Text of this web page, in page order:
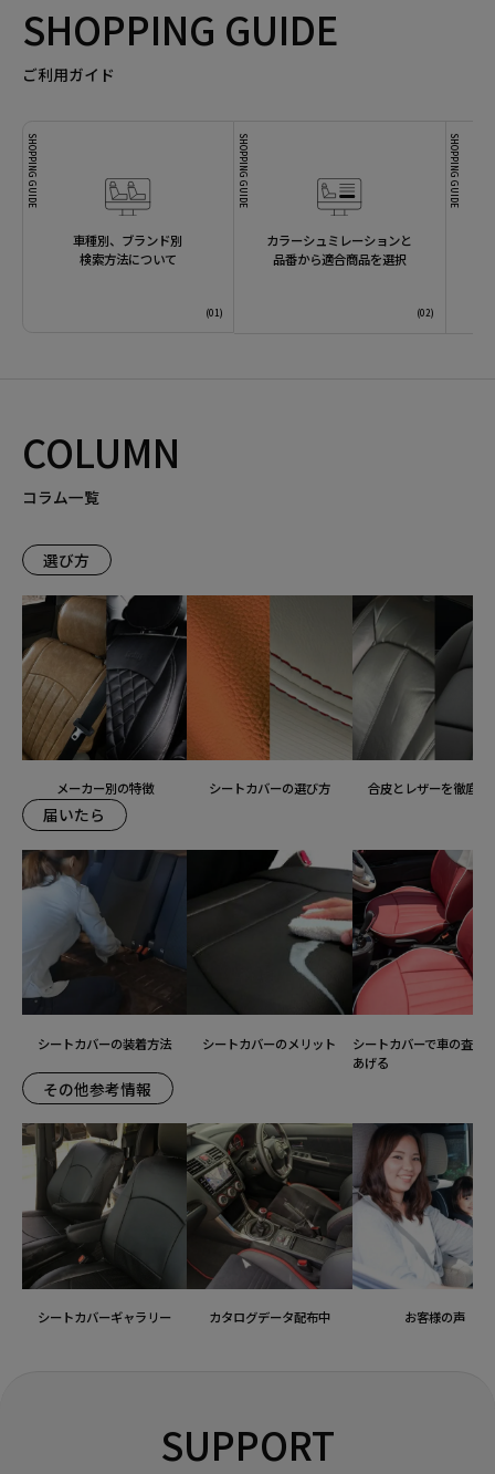
SHOPPING GUIDE
ご利用ガイド
SHOPPING GUIDE
車種別、ブランド別
検索方法について
SHOPPING GUIDE
カラーシュミレーションと
品番から適合商品を選択
SHOPPING GUIDE
COLUMN
コラム一覧
選び方
メーカー別の特徴 シートカバーの選び方 合皮とレザーを徹底比
届いたら
シートカバーの装着方法 シートカバーのメリット
シートカバーで車の査定
あげる
その他参考情報
シートカバーギャラリー カタログデータ配布中 お客様の声
SUPPORT